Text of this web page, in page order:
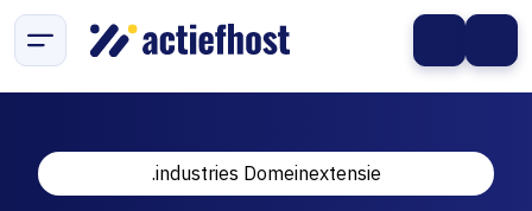
.industries Domeinextensie